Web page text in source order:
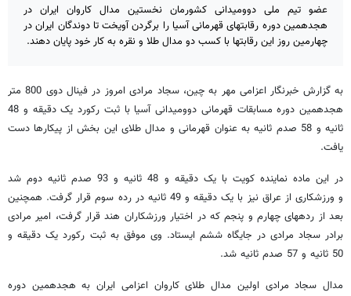
عضو تیم ملی دوومیدانی کشورمان نخستین مدال کاروان ایران در
هجدهمین دوره رقابتهای قهرمانی آسیا را برگردن آویخت تا دوندگان ایران در
چهارمین روز این رقابتها با کسب دو مدال طلا و نقره به کار خود پایان دهند.
به گزارش خبرنگار اعزامی مهر به چین، سجاد مرادی امروز در فینال دوی 800 متر
هجدهمین دوره مسابقات قهرمانی دوومیدانی آسیا با ثبت رکورد یک دقیقه و 48
ثانیه و 58 صدم ثانیه به عنوان قهرمانی و مدال طلای این بخش از پیکارها دست
یافت.
در این ماده نماینده کویت با یک دقیقه و 48 ثانیه و 93 صدم ثانیه دوم شد
و ورزشکاری از عراق نیز با یک دقیقه و 49 ثانیه در رده سوم قرار گرفت. همچنین
بعد از رده‎های چهارم و پنجم که در اختیار ورزشکاران هند قرار گرفت، امیر مرادی
برادر سجاد مرادی در جایگاه ششم ایستاد. وی موفق به ثبت رکورد یک دقیقه و
50 ثانیه و 57 صدم ثانیه شد.
مدال سجاد مرادی اولین مدال طلای کاروان اعزامی ایران به هجدهمین دوره